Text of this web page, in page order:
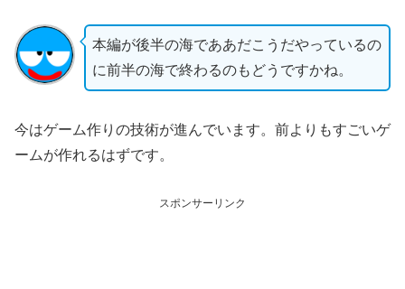
本編が後半の海でああだこうだやっているの
に前半の海で終わるのもどうですかね。
今はゲーム作りの技術が進んでいます。前よりもすごいゲ
ームが作れるはずです。
スポンサーリンク